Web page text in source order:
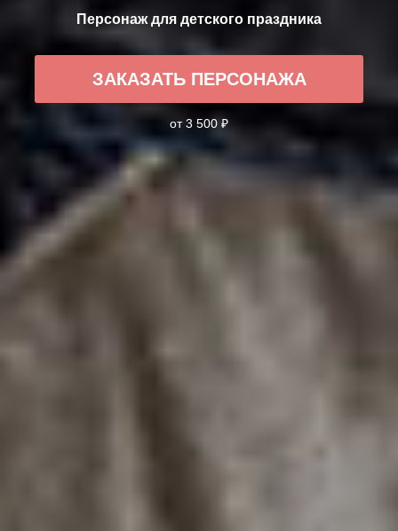
Персонаж для детского праздника
ЗАКАЗАТЬ ПЕРСОНАЖА
от 3 500 ₽